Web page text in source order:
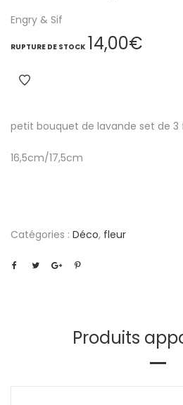
Engry & Sif
RUPTURE DE STOCK 14,00€
petit bouquet de lavande set de 3
16,5cm/17,5cm
Catégories : Déco, fleur
Produits